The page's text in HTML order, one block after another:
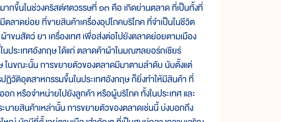
ขึ้นในช่วงคริสต์ศตวรรษที่ ๑๓ คือ เกิดย่านตลาด ที่เป็นทั้งที่
ลาดย่อย ที่ขายสินค้าเครื่องอุปโภคบริโภค ที่จำเป็นในชีวิต
ขนสัตว์ ยา เครื่องเทศ เพื่อส่งต่อไปยังตลาดย่อยตามเมือง
ประเทศอังกฤษ ได้แก่ ตลาดค้าผ้าในมณฑลยอร์กเชียร์
นขณะนั้น การขยายตัวของตลาดมีมาตามลำดับ นับตั้งแต่
วัติอุตสาหกรรมขึ้นในประเทศอังกฤษ ก็ยิ่งทำให้มีสินค้า ที่
ก หรือจำหน่ายไปยังลูกค้า หรือผู้บริโภค ทั้งในประเทศ และ
บายสินค้าเหล่านั้น การขยายตัวของตลาดเช่นนี้ บ่งบอกถึง